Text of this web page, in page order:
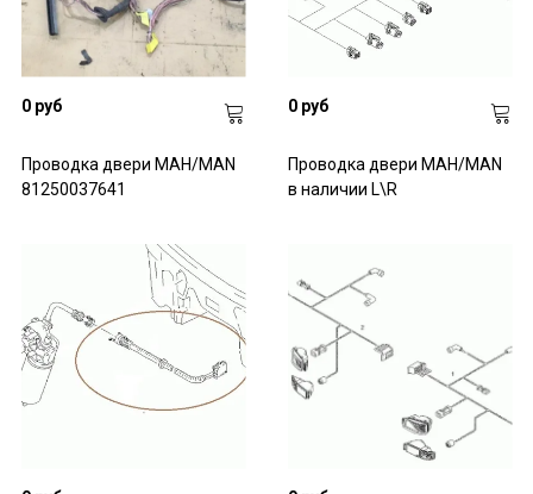
0 руб
Проводка двери МАН/MAN
81250037641
0 руб
Проводка двери МАН/MAN
в наличии L\R